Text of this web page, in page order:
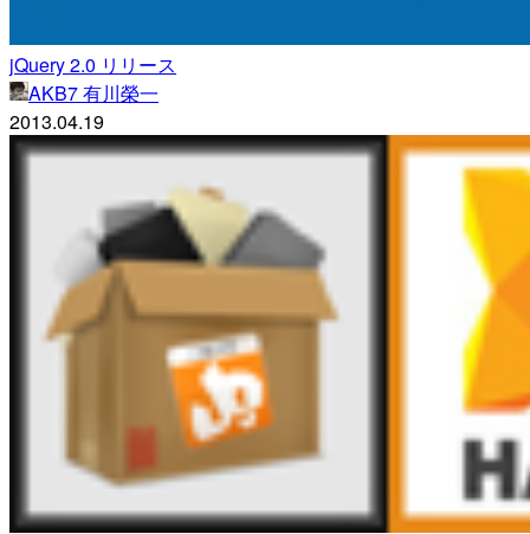
jQuery 2.0 リリース
AKB7 有川榮一
2013.04.19